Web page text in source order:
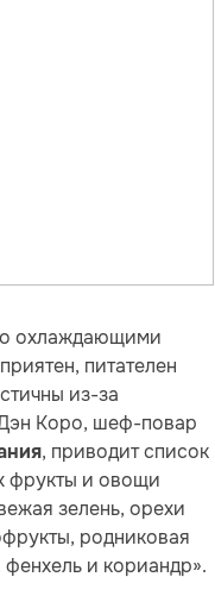
охлаждающими
питателен
из-за
Коро, шеф-повар
, приводит список
фрукты и овощи
зелень, орехи
родниковая
и кориандр».